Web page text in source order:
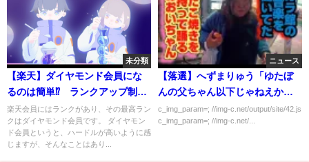
未分類
【楽天】ダイヤモンド会員にな
るのは簡単⁉ ランクアップ制度
解説
楽天会員にはランクがあり、その最高ラン
クはダイヤモンド会員です。 ダイヤモン
ド会員というと、ハードルが高いように感
じますが、そんなことはあり...
ニュース
【落選】へずまりゅう「ゆたぼ
んの父ちゃん以下じゃねえか
よ！」
c_img_param=; //img-c.net/output/site/42.js
c_img_param=; //img-c.net/...